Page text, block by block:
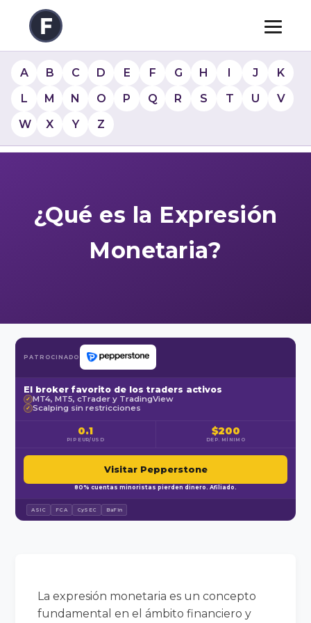
A B C D E F G H I J
K
L
M N O P Q R S T U
V
W
X Y Z
¿Qué es la Expresión
Monetaria?
PATROCINADO
El broker favorito de los traders activos
✓ MT4, MT5, cTrader y TradingView
✓ Scalping sin restricciones
0.1
PIP EUR/USD
$200
DEP. MÍNIMO
Visitar Pepperstone
80% cuentas minoristas pierden dinero. Afiliado.
ASIC FCA CySEC BaFin
La expresión monetaria es un concepto
fundamental en el ámbito financiero y